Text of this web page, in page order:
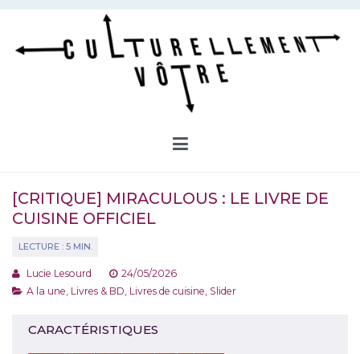
Aller
contenu
[CRITIQUE] MIRACULOUS : LE LIVRE DE
CUISINE OFFICIEL
Lucie Lesourd
24/05/2026
A la une Livres & BD Livres de cuisine Slider
CARACTÉRISTIQUES